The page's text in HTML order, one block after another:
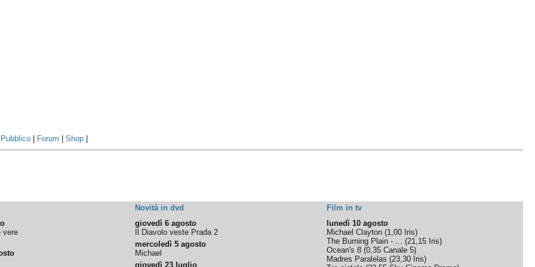
Pubblico Forum |Shop
Novità in dvd
Film in tv
vere
giovedì 6 agosto
Il Diavolo veste Prada 2
mercoledì 5 agosto
Michael
giovedì 23 luglio
lunedì 10 agosto
Michael Clayton (1,00 Iris)
The Burning Plain - ... (21,15 Iris)
Ocean's 8 (0,35 Canale 5)
Madres Paralelas (23,30 Iris)